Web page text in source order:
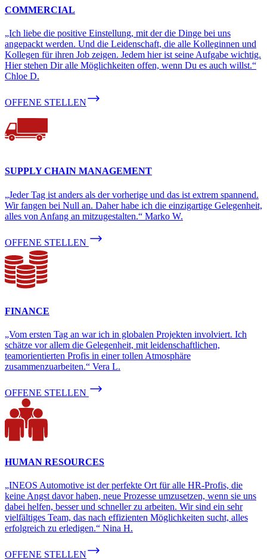
COMMERCIAL
„Ich liebe die positive Einstellung, mit der die Dinge bei uns
angepackt werden. Und die Leidenschaft, die alle Kolleginnen und
Kollegen für ihren Job zeigen. Jedem hier ist seine Aufgabe wichtig.
Hier stehen Dir alle Möglichkeiten offen, wenn Du es auch willst.“
Chloe D.
OFFENE STELLEN
SUPPLY CHAIN MANAGEMENT
„Jeder Tag ist anders als der vorherige und das ist extrem spannend.
Wir fangen bei Null an. Daher habe ich die einzigartige Gelegenheit,
alles von Anfang an mitzugestalten.“ Marko W.
OFFENE STELLEN
FINANCE
„Vom ersten Tag an war ich in globalen Projekten involviert. Ich
schätze vor allem die Gelegenheit, mit leidenschaftlichen,
teamorientierten Profis in einer tollen Atmosphäre
zusammenzuarbeiten.“ Vera L.
OFFENE STELLEN
HUMAN RESOURCES
„INEOS Automotive ist der perfekte Ort für alle HR-Profis, die
keine Angst davor haben, neue Prozesse umzusetzen, wenn sie uns
dabei helfen, besser und schneller zu arbeiten. Wir sind ein sehr
vielfältiges Team, das nach effizienten Möglichkeiten sucht, alles
erfolgreich zu erledigen.“ Nina H.
OFFENE STELLEN